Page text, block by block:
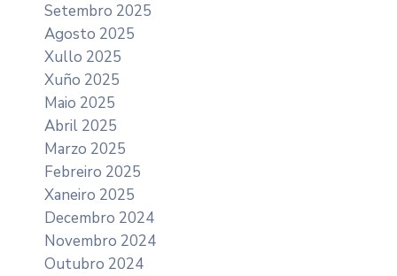
Setembro 2025
Agosto 2025
Xullo 2025
Xuño 2025
Maio 2025
Abril 2025
Marzo 2025
Febreiro 2025
Xaneiro 2025
Decembro 2024
Novembro 2024
Outubro 2024